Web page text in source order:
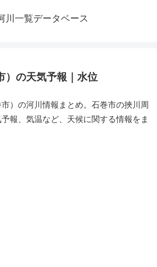
川一覧データベース
）の天気予報｜水位
）の河川情報まとめ。石巻市の挾川周
報、気温など、天候に関する情報をま